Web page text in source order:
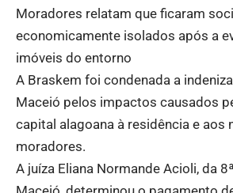
Moradores relatam que ficaram
economicamente isolados após a
imóveis do entorno
A Braskem foi condenada a
Maceió pelos impactos causados
capital alagoana à residência e aos
moradores.
A juíza Eliana Normande Acioli, da